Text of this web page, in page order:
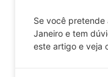
Se você pretende
Janeiro e tem
este artigo e veja